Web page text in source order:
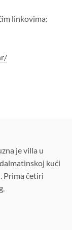
linkovima:
je villa u
kući
Prima četiri